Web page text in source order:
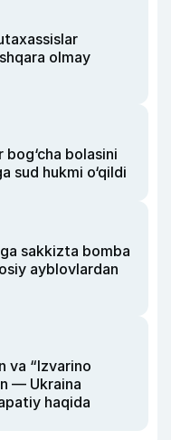
olmay
bog‘cha bolasini
sud hukmi o‘qildi
sakkizta bomba
ayblovlardan
va “Izvarino
— Ukraina
haqida